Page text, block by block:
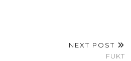
NEXT POST
FUKT